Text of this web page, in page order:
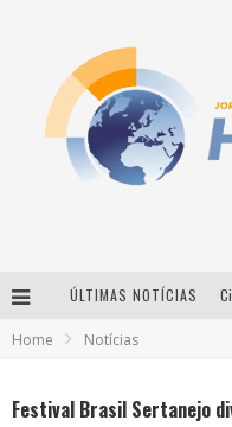
ÚLTIMAS NOTÍCIAS
Home Notícias
Festival Brasil Sertanejo